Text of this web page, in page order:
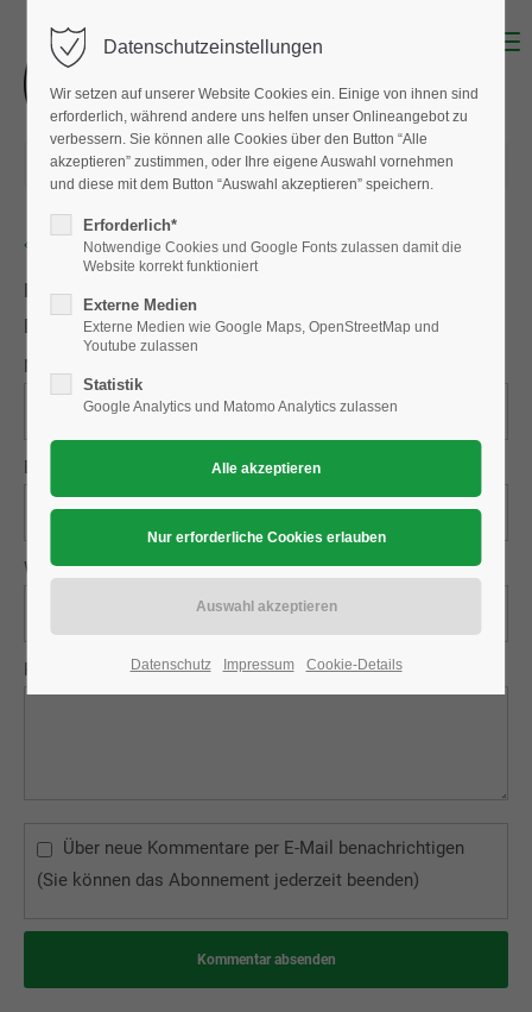
03.03.2024 17:00 von Wiesmeier Jos (Kommentare: 0)
Zurück
Kommentare
Einen Kommentar schreiben
Name
E-Mail (wird nicht veröffentlicht)*
Webseite
Kommentar
Über neue Kommentare per E-Mail benachrichtigen
(Sie können das Abonnement jederzeit beenden)
Kommentar absenden
Datenschutzeinstellungen
Wir setzen auf unserer Website Cookies ein. Einige von ihnen sind
erforderlich, während andere uns helfen unser Onlineangebot zu
verbessern. Sie können alle Cookies über den Button “Alle
akzeptieren” zustimmen, oder Ihre eigene Auswahl vornehmen
und diese mit dem Button “Auswahl akzeptieren” speichern.
Erforderlich*
Notwendige Cookies und Google Fonts zulassen damit die
Website korrekt funktioniert
Externe Medien
Externe Medien wie Google Maps, OpenStreetMap und
Youtube zulassen
Statistik
Google Analytics und Matomo Analytics zulassen
Datenschutz Impressum Cookie-Details